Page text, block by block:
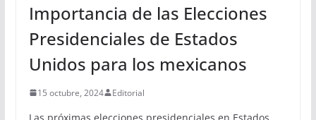
Importancia de las Elecciones
Presidenciales de Estados
Unidos para los mexicanos
15 octubre, 2024 Editorial